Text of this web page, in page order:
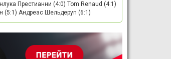
Престианни (4:0) Tom Renaud (4:1)
(5:1) Андреас Шельдеруп (6:1)